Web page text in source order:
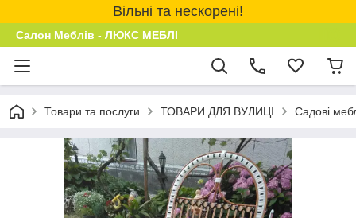
Вільні та нескорені!
Салон Меблів - ЛЮКС МЕБЛІ
Товари та послуги ТОВАРИ ДЛЯ ВУЛИЦІ Садові